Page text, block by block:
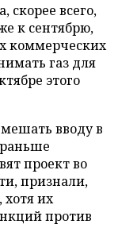
скорее всего,
к сентябрю,
коммерческих
газ для
этого
вводу в
проект во
признали,
хотя их
против